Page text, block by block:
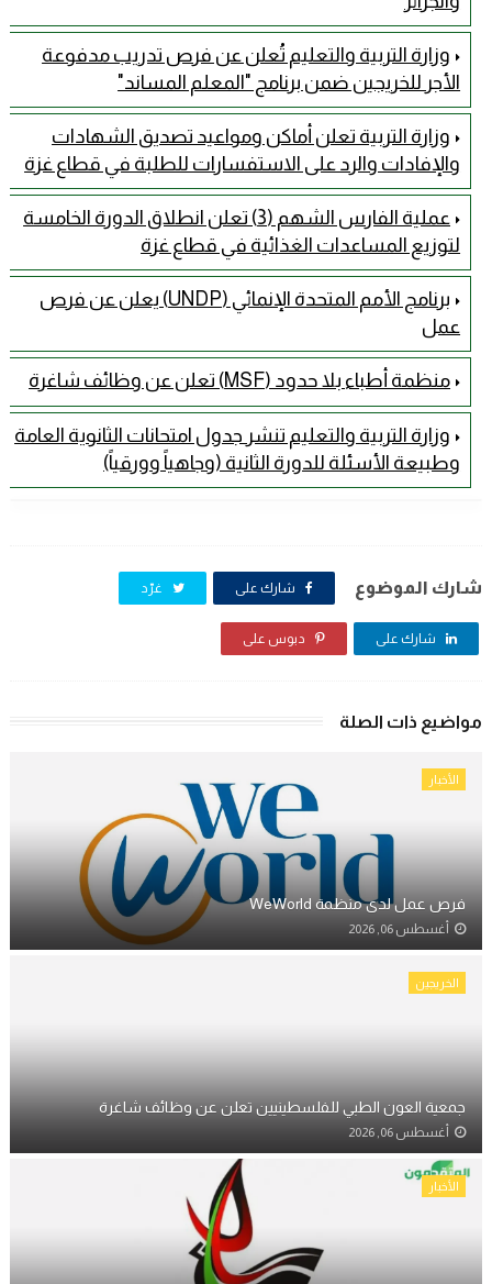
وزارة التربية والتعليم تُعلن عن فرص تدريب مدفوعة
الأجر للخريجين ضمن برنامج "المعلم المساند"
وزارة التربية تعلن أماكن ومواعيد تصديق الشهادات
والإفادات والرد على الاستفسارات للطلبة في قطاع غزة
عملية الفارس الشهم (3) تعلن انطلاق الدورة الخامسة
لتوزيع المساعدات الغذائية في قطاع غزة
برنامج الأمم المتحدة الإنمائي (UNDP) يعلن عن فرص
عمل
منظمة أطباء بلا حدود (MSF) تعلن عن وظائف شاغرة
وزارة التربية والتعليم تنشر جدول امتحانات الثانوية العامة
وطبيعة الأسئلة للدورة الثانية (وجاهياً وورقياً)
شارك الموضوع شارك على غرّد
شارك على دبوس على
مواضيع ذات الصلة
الأخبار
فرص عمل لدى منظمة WeWorld
أغسطس 06, 2026
الخريجين
جمعية العون الطبي للفلسطينيين تعلن عن وظائف شاغرة
أغسطس 06, 2026
الأخبار